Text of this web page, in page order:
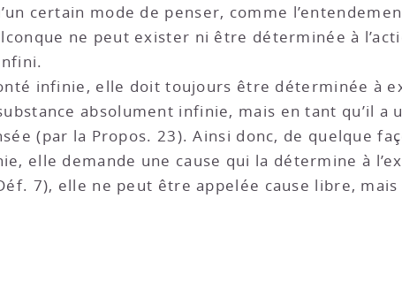
certain mode de penser, comme
ne peut exister ni être déterminée à
infinie, elle doit toujours être déterminée à
absolument infinie, mais en tant qu’il a
(par la Propos. 23). Ainsi donc, de quelque
elle demande une cause qui la détermine à
7), elle ne peut être appelée cause libre,